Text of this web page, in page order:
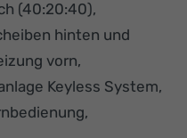
(40:20:40),
hinten und
vorn,
Keyless System,